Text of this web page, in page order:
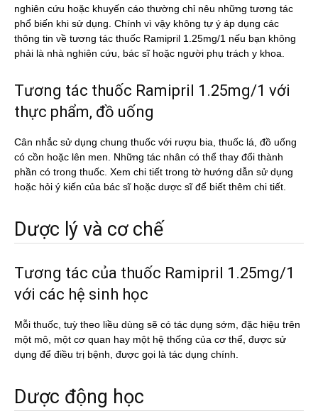
nghiên cứu hoặc khuyến cáo thường chỉ nêu những tương tác
phổ biến khi sử dụng. Chính vì vậy không tự ý áp dụng các
thông tin về tương tác thuốc Ramipril 1.25mg/1 nếu bạn không
phải là nhà nghiên cứu, bác sĩ hoặc người phụ trách y khoa.
Tương tác thuốc Ramipril 1.25mg/1 với
thực phẩm, đồ uống
Cân nhắc sử dụng chung thuốc với rượu bia, thuốc lá, đồ uống
có cồn hoặc lên men. Những tác nhân có thể thay đổi thành
phần có trong thuốc. Xem chi tiết trong tờ hướng dẫn sử dụng
hoặc hỏi ý kiến của bác sĩ hoặc dược sĩ để biết thêm chi tiết.
Dược lý và cơ chế
Tương tác của thuốc Ramipril 1.25mg/1
với các hệ sinh học
Mỗi thuốc, tuỳ theo liều dùng sẽ có tác dụng sớm, đặc hiệu trên
một mô, một cơ quan hay một hệ thống của cơ thể, được sử
dụng để điều trị bệnh, được gọi là tác dụng chính.
Dược động học